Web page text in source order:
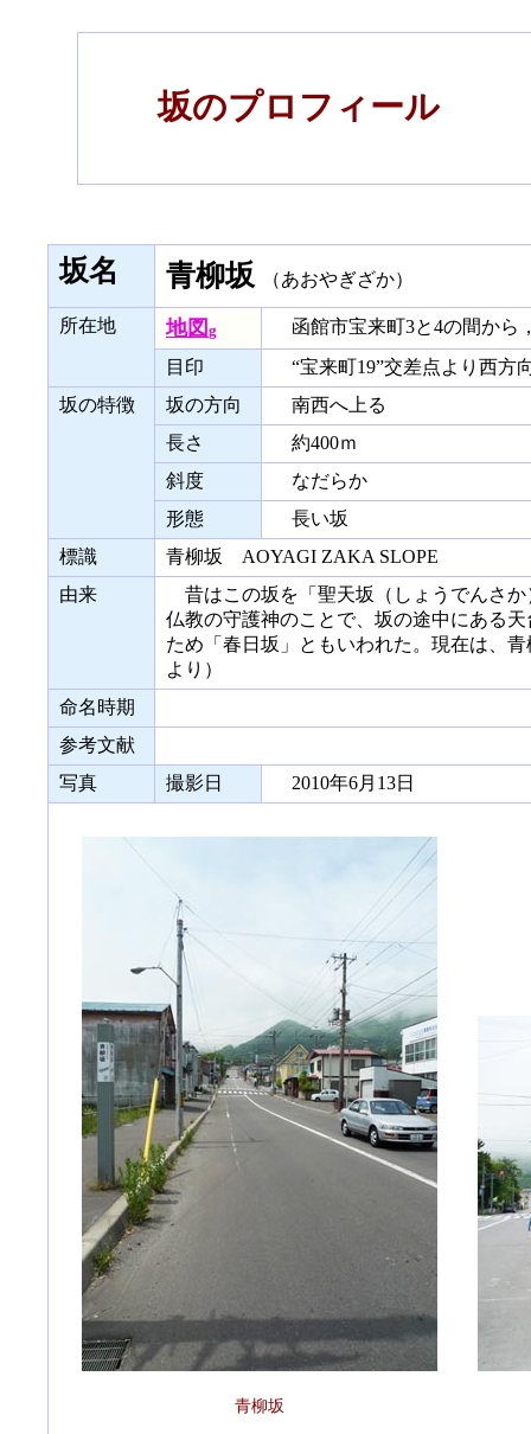
坂のプロフィール
坂名 青柳坂 （あおやぎざか）
所在地 地図 g
函館市宝来町3と4の間から
目印
“宝来町19”交差点より西方
坂の特徴
坂の方向
南西へ上る
長さ
約400ｍ
斜度
なだらか
形態
長い坂
標識
青柳坂 AOYAGI ZAKA SLOPE
由来
昔はこの坂を「聖天坂（しょうでんさ
仏教の守護神のことで、坂の途中にある
ため「春日坂」ともいわれた。現在は、
より）
命名時期
参考文献
写真
撮影日 2010年6月13日
青柳坂